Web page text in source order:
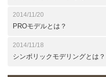
2014/11/20
PROモデルとは？
2014/11/18
シンボリックモデリングとは？